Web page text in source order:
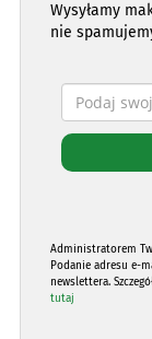
Wysyłamy
nie
Administratorem
Podanie adresu e-
newslettera.
tutaj